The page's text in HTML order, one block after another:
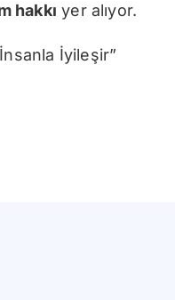
hakkı yer alıyor.
İyileşir”